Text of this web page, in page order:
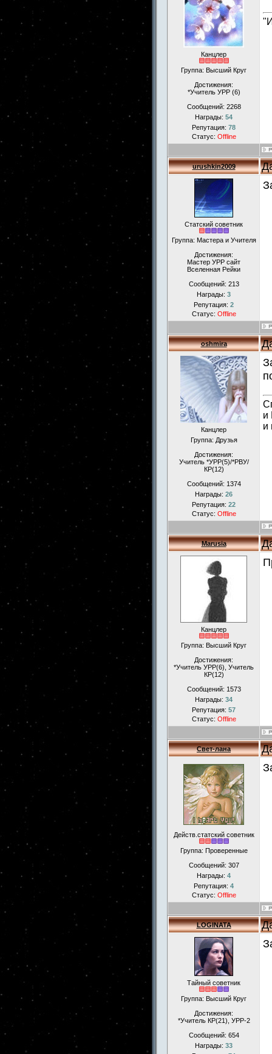
Канцлер
Группа: Высший Круг
Достижения:
*Учитель УРР (6)
Сообщений: 2268
Награды: 54
Репутация: 78
Статус: Offline
urushkin2009
Статский советник
Группа: Мастера и Учителя
Достижения:
Мастер УРР сайт
Вселенная Рейки
Сообщений: 213
Награды: 3
Репутация: 2
Статус: Offline
oshmira
Канцлер
Группа: Друзья
Достижения:
Учитель *УРР(5)/*РВУ/
КР(12)
Сообщений: 1374
Награды: 26
Репутация: 22
Статус: Offline
и
и
Marusia
Канцлер
Группа: Высший Круг
Достижения:
*Учитель УРР(6), Учитель
КР(12)
Сообщений: 1573
Награды: 34
Репутация: 57
Статус: Offline
Свет-лана
Действ.статский советник
Группа: Проверенные
Сообщений: 307
Награды: 4
Репутация: 4
Статус: Offline
LOGINATA
Тайный советник
Группа: Высший Круг
Достижения:
*Учитель КР(21), УРР-2
Сообщений: 654
Награды: 33